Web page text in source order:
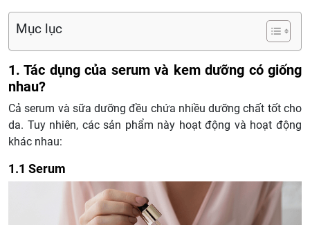
Mục lục
1. Tác dụng của serum và kem dưỡng có giống
nhau?
Cả serum và sữa dưỡng đều chứa nhiều dưỡng chất tốt cho
da. Tuy nhiên, các sản phẩm này hoạt động và hoạt động
khác nhau:
1.1 Serum